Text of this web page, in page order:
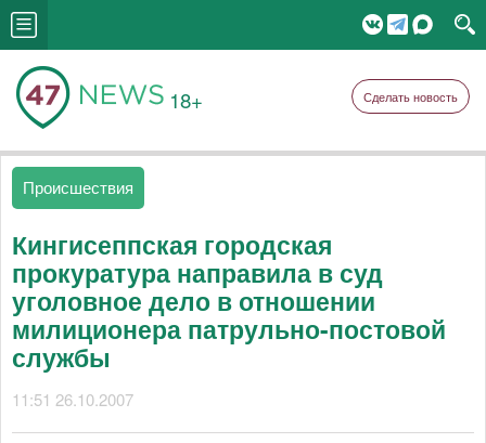
18+ Сделать новость
Происшествия
Кингисеппская городская
прокуратура направила в суд
уголовное дело в отношении
милиционера патрульно-постовой
службы
11:51 26.10.2007